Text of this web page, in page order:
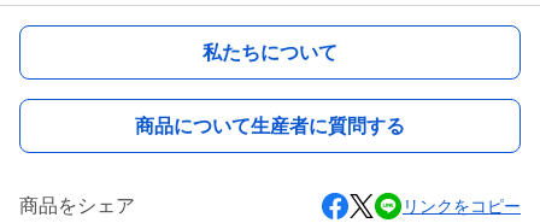
私たちについて
商品について生産者に質問する
商品をシェア リンクをコピー